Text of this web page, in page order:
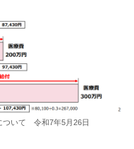
いて 令和7年5月26日